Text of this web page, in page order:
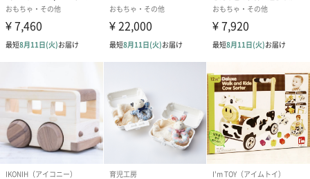
誕生日や結婚祝い・出産祝いなど、様々なシーンのメッセージカ
ードを同梱します。
メッセージカードや封筒のデザインは一部変更する場合がありま
す。